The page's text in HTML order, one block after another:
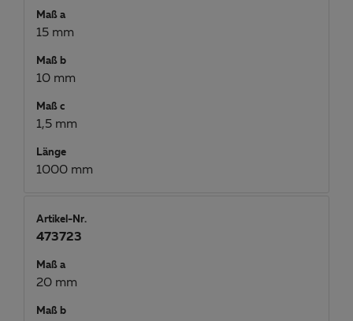
Maß a
15 mm
Maß b
10 mm
Maß c
1,5 mm
Länge
1000 mm
Artikel-Nr.
473723
Maß a
20 mm
Maß b